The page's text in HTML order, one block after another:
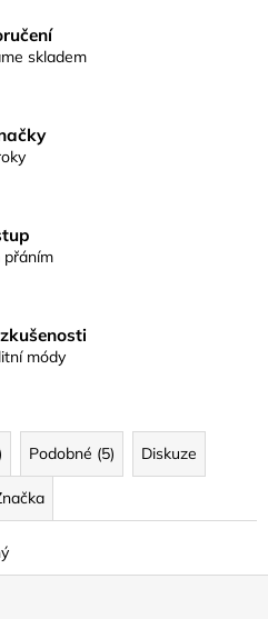
skladem
přáním
módy
Podobné (5) Diskuze